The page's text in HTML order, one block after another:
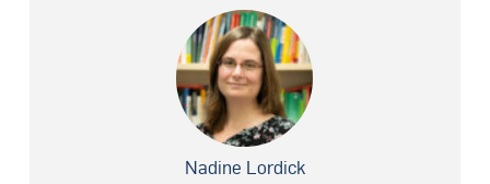
Nadine Lordick